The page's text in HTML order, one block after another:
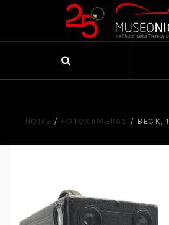
HOME / FOTOKAMERAS / BECK,